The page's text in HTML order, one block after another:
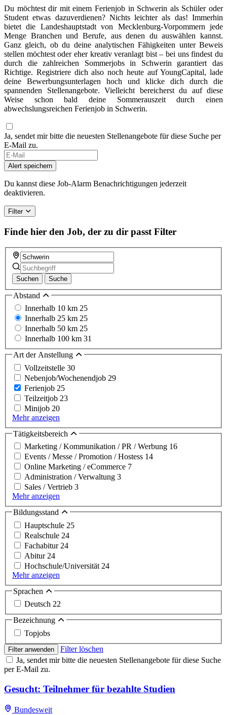
Du möchtest dir mit einem Ferienjob in Schwerin als Schüler oder
Student etwas dazuverdienen? Nichts leichter als das! Immerhin
bietet die Landeshauptstadt von Mecklenburg-Vorpommern jede
Menge Branchen und Berufe, aus denen du auswählen kannst.
Ganz gleich, ob du deine analytischen Fähigkeiten unter Beweis
stellen möchtest oder eher kreativ veranlagt bist – bei uns findest du
durch die zahlreichen Sommerjobs in Schwerin garantiert das
Richtige. Registriere dich also noch heute auf YoungCapital, lade
deine Bewerbungsunterlagen hoch und klicke dich durch die
spannenden Stellenangebote. Vielleicht bereicherst du auf diese
Weise schon bald deine Sommerauszeit durch einen
abwechslungsreichen Ferienjob in Schwerin.
Ja, sendet mir bitte die neuesten Stellenangebote für diese Suche per
E-Mail zu.
Alert speichern
Du kannst diese Job-Alarm Benachrichtigungen jederzeit
deaktivieren.
Filter
Finde hier den Job, der zu dir passt Filter
Suchen Suche
Abstand
Innerhalb 10 km 25
Innerhalb 25 km 25
Innerhalb 50 km 25
Innerhalb 100 km 31
Art der Anstellung
Vollzeitstelle 30
Nebenjob/Wochenendjob 29
Ferienjob 25
Teilzeitjob 23
Minijob 20
Mehr anzeigen
Tätigkeitsbereich
Marketing / Kommunikation / PR / Werbung 16
Events / Messe / Promotion / Hostess 14
Online Marketing / eCommerce 7
Administration / Verwaltung 3
Sales / Vertrieb 3
Mehr anzeigen
Bildungsstand
Hauptschule 25
Realschule 24
Fachabitur 24
Abitur 24
Hochschule/Universität 24
Mehr anzeigen
Sprachen
Deutsch 22
Bezeichnung
Topjobs
Filter anwenden
Filter löschen
Ja, sendet mir bitte die neuesten Stellenangebote für diese Suche
per E-Mail zu.
Gesucht: Teilnehmer für bezahlte Studien
Bundesweit